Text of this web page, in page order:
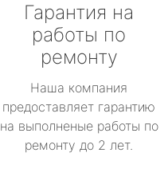
Гарантия на
работы по
ремонту
Наша компания
предоставляет гарантию
на выполненые работы по
ремонту до 2 лет.